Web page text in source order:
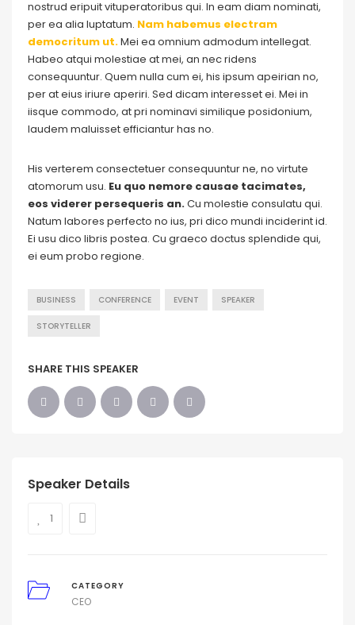
nostrud eripuit vituperatoribus qui. In eam diam nominati,
per ea alia luptatum. Nam habemus electram
democritum ut.Mei ea omnium admodum intellegat.
Habeo atqui molestiae at mei, an nec ridens
consequuntur. Quem nulla cum ei, his ipsum apeirian no,
per at eius iriure aperiri. Sed dicam interesset ei. Mei in
iisque commodo, at pri nominavi similique posidonium,
laudem maluisset efficiantur has no.
His verterem consectetuer consequuntur ne, no virtute
atomorum usu. Eu quo nemore causae tacimates,
eos viderer persequeris an.Cu molestie consulatu qui.
Natum labores perfecto no ius, pri dico mundi inciderint id.
Ei usu dico libris postea. Cu graeco doctus splendide qui,
ei eum probo regione.
BUSINESS CONFERENCE EVENT SPEAKER
STORYTELLER
SHARE THIS SPEAKER
Speaker Details
1
CATEGORY
CEO